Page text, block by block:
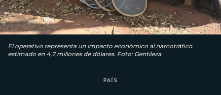
El operativo representa un impacto económico al narcotráfico
estimado en 4,7 millones de dólares. Foto: Gentileza
PAÍS